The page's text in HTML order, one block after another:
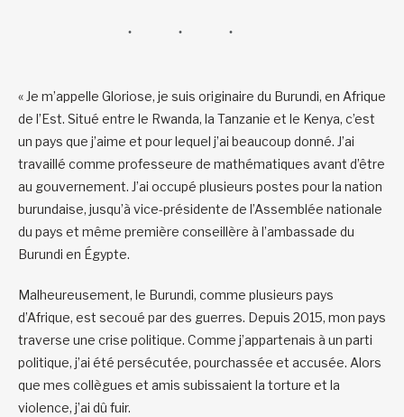
« Je m’appelle Gloriose, je suis originaire du Burundi, en Afrique
de l’Est. Situé entre le Rwanda, la Tanzanie et le Kenya, c’est
un pays que j’aime et pour lequel j’ai beaucoup donné. J’ai
travaillé comme professeure de mathématiques avant d’être
au gouvernement. J’ai occupé plusieurs postes pour la nation
burundaise, jusqu’à vice-présidente de l’Assemblée nationale
du pays et même première conseillère à l’ambassade du
Burundi en Égypte.
Malheureusement, le Burundi, comme plusieurs pays
d’Afrique, est secoué par des guerres. Depuis 2015, mon pays
traverse une crise politique. Comme j’appartenais à un parti
politique, j’ai été persécutée, pourchassée et accusée. Alors
que mes collègues et amis subissaient la torture et la
violence, j’ai dû fuir.